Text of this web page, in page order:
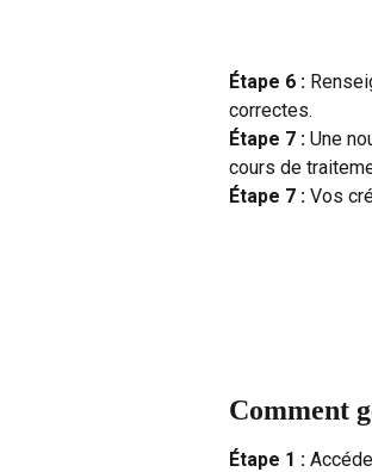
Étape 6 :
correctes.
Étape 7 : Une
cours de
Étape 7 : Vos
Comment
Étape 1 :